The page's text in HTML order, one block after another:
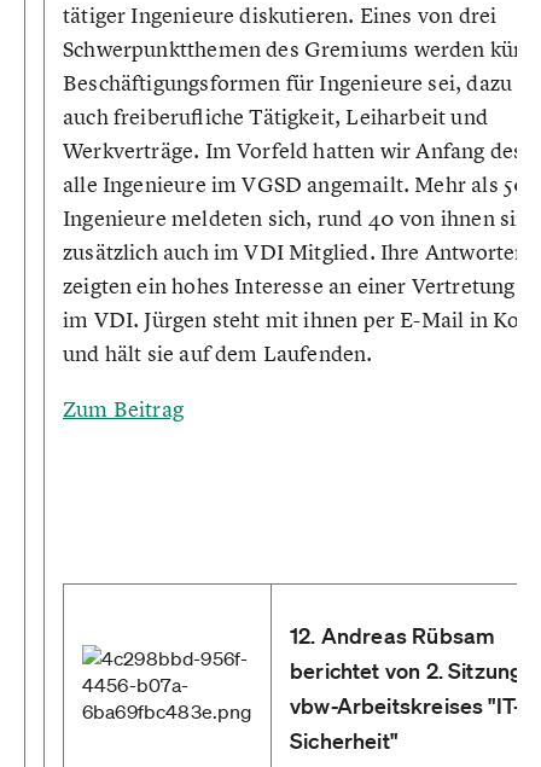
tätiger Ingenieure diskutieren. Eines von drei
Schwerpunktthemen des Gremiums werden
Beschäftigungsformen für Ingenieure sei, dazu
auch freiberufliche Tätigkeit, Leiharbeit und
Werkverträge. Im Vorfeld hatten wir Anfang des
alle Ingenieure im VGSD angemailt. Mehr als 50
Ingenieure meldeten sich, rund 40 von ihnen sind
zusätzlich auch im VDI Mitglied. Ihre Antworten
zeigten ein hohes Interesse an einer Vertretung
im VDI. Jürgen steht mit ihnen per E-Mail in
und hält sie auf dem Laufenden.
Zum Beitrag
12. Andreas Rübsam
berichtet von 2. Sitzung
vbw-Arbeitskreises "IT-
Sicherheit"